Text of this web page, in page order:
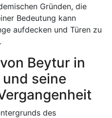
Gründen, die
Bedeutung kann
aufdecken und Türen zu
Beytur in
seine
des